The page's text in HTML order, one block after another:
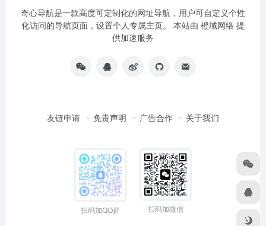
奇心导航是一款高度可定制化的网址导航，用户可自定义个性
化访问的导航页面，设置个人专属主页。 本站由 橙域网络 提
供加速服务
友链申请 免责声明 广告合作 关于我们
扫码加QQ群 扫码加微信